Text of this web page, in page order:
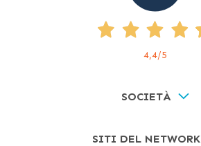
4,4/5
SOCIETÀ
SITI DEL NETWORK